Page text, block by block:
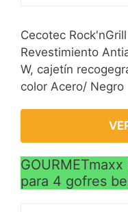
Cecotec
Revestimiento
W, cajetín
color Acero/ Negro
para 4 gofres